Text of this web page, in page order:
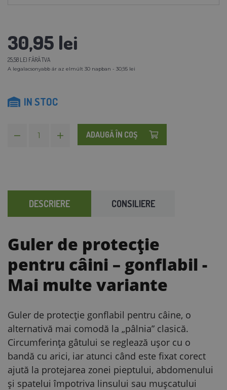
30,95 lei
25,58 LEI FĂRĂ TVA
A legalacsonyabb ár az elmúlt 30 napban - 30,95 lei
IN STOC
ADAUGĂ ÎN COŞ
DESCRIERE CONSILIERE
Guler de protecție
pentru câini – gonflabil -
Mai multe variante
Guler de protecție gonflabil pentru câine, o
alternativă mai comodă la „pâlnia” clasică.
Circumferința gâtului se reglează ușor cu o
bandă cu arici, iar atunci când este fixat corect
ajută la protejarea zonei pieptului, abdomenului
și spatelui împotriva linsului sau mușcatului